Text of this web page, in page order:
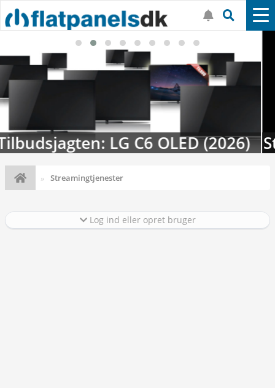
Streaming-kalenderen: Nyt i august
Streamingtjenester
Log ind eller opret bruger